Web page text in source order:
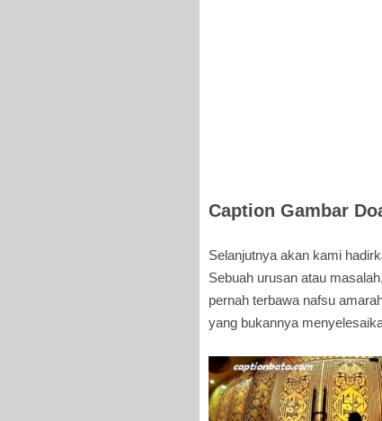
Caption Gambar
Selanjutnya akan kami
Sebuah urusan atau
pernah terbawa nafsu
yang bukannya